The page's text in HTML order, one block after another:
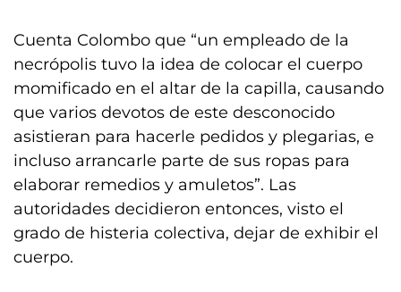
Cuenta Colombo que “un empleado de la
necrópolis tuvo la idea de colocar el cuerpo
momificado en el altar de la capilla, causando
que varios devotos de este desconocido
asistieran para hacerle pedidos y plegarias, e
incluso arrancarle parte de sus ropas para
elaborar remedios y amuletos”. Las
autoridades decidieron entonces, visto el
grado de histeria colectiva, dejar de exhibir el
cuerpo.